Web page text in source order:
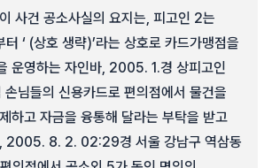
사건 공소사실의 요지는, 피고인 2는
‘ (상호 생략)’라는 상호로 카드가맹점을
운영하는 자인바, 2005. 1.경 상피고인
손님들의 신용카드로 편의점에서 물건을
하고 자금을 융통해 달라는 부탁을 받고
, 2005. 8. 2. 02:29경 서울 강남구 역삼동